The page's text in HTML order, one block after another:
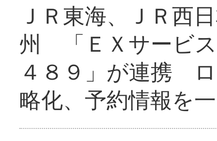
ＪＲ東海、ＪＲ西
州 「ＥＸサービ
４８９」が連携
略化、予約情報を